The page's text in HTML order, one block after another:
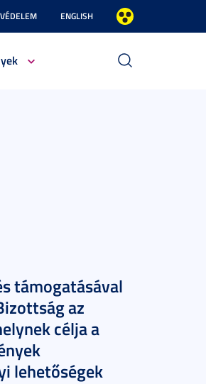
ENGLISH
támogatásával
az
célja a
lehetőségek